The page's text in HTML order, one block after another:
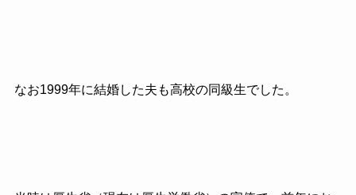
なお1999年に結婚した夫も高校の同級生でした。